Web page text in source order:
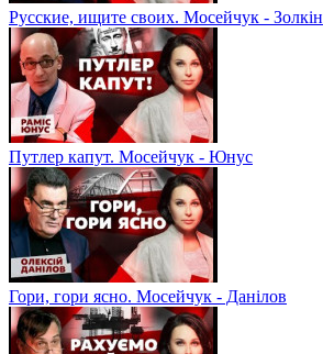
Русские, ищите своих. Мосейчук - Золкін
Путлер капут. Мосейчук - Юнус
Гори, гори ясно. Мосейчук - Данілов